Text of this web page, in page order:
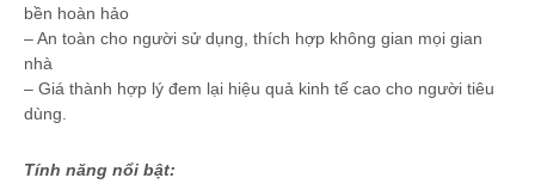
bền hoàn hảo
– An toàn cho người sử dụng, thích hợp không gian mọi gian
nhà
– Giá thành hợp lý đem lại hiệu quả kinh tế cao cho người tiêu
dùng.
Tính năng nổi bật: